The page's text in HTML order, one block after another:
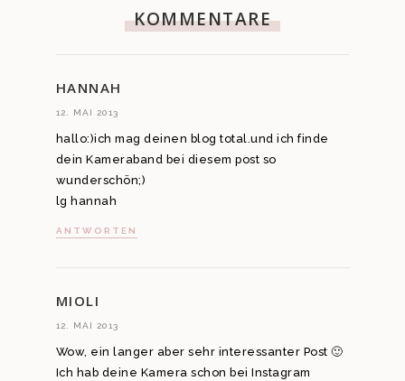
KOMMENTARE
HANNAH
12. MAI 2013
hallo:)ich mag deinen blog total.und ich finde
dein Kameraband bei diesem post so
wunderschön;)
lg hannah
ANTWORTEN
MIOLI
12. MAI 2013
Wow, ein langer aber sehr interessanter Post 🙂
Ich hab deine Kamera schon bei Instagram